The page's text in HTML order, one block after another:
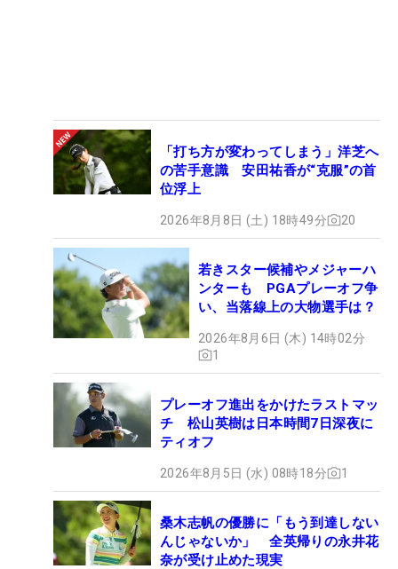
「打ち方が変わってしまう」洋芝へ
の苦手意識 安田祐香が“克服”の首
位浮上
2026年8月8日 (土) 18時49分 20
若きスター候補やメジャーハ
ンターも PGAプレーオフ争
い、当落線上の大物選手は？
2026年8月6日 (木) 14時02分
1
プレーオフ進出をかけたラストマッ
チ 松山英樹は日本時間7日深夜に
ティオフ
2026年8月5日 (水) 08時18分 1
桑木志帆の優勝に「もう到達しない
んじゃないか」 全英帰りの永井花
奈が受け止めた現実